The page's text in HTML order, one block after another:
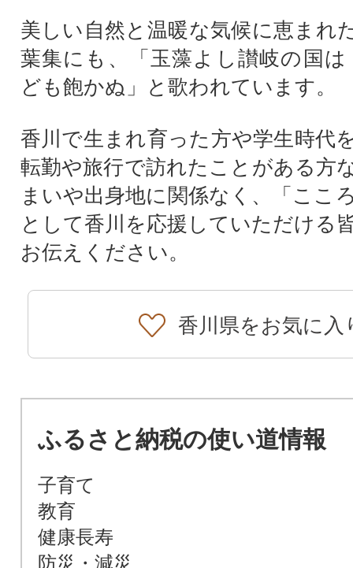
美しい自然と温暖な気候に恵まれ
葉集にも、「玉藻よし讃岐の国
ども飽かぬ」と歌われています。
香川で生まれ育った方や学生時代
転勤や旅行で訪れたことがある方
まいや出身地に関係なく、「ここ
として香川を応援していただける
お伝えください。
香川県をお気に入
ふるさと納税の使い道情報
子育て
教育
健康長寿
防災・減災